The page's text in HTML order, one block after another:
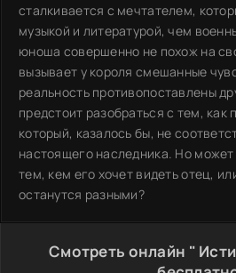
сталкивается с мечтателем,
музыкой и литературой, чем
юноша совершенно не похож на
вызывает у короля смешанные
реальность противопоставлены
предстоит разобраться с тем, как
который, казалось бы, не
настоящего наследника. Но может
тем, кем его хочет видеть отец,
останутся разными?
Смотреть онлайн "